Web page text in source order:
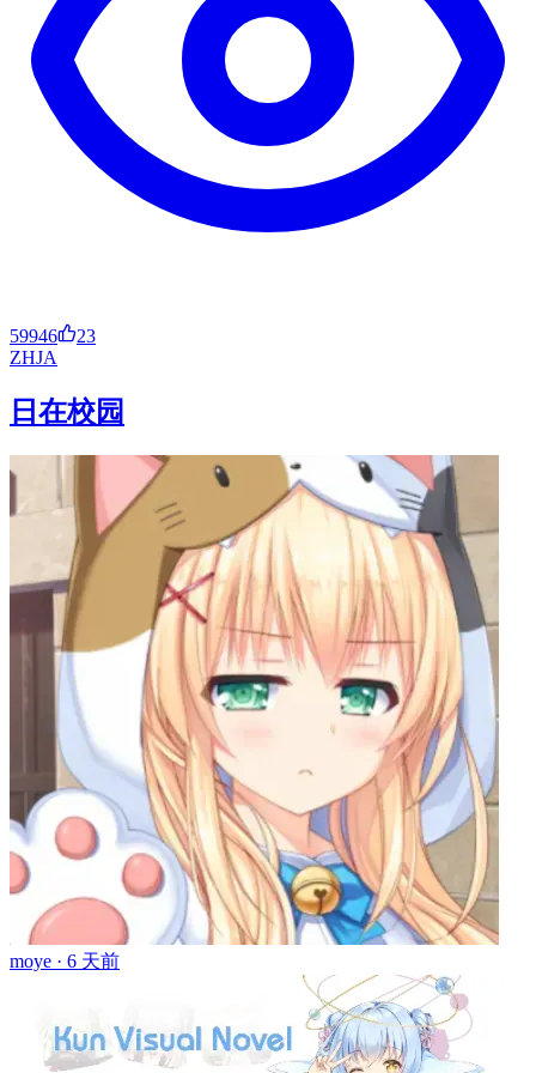
59946
23
ZHJA
日在校园
moye · 6 天前